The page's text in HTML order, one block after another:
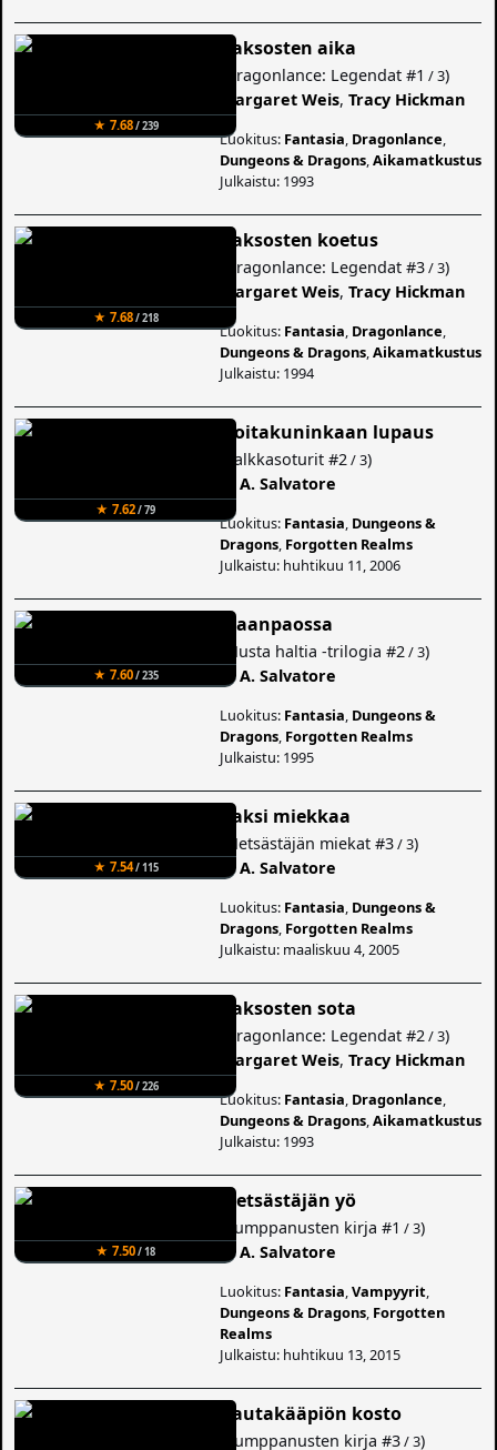
★ 7.68/ 239
Kaksosten aika
Dragonlance: Legendat #1 / 3)
Margaret Weis,Tracy Hickman
Luokitus: Fantasia Dragonlance
Dungeons & Dragons ,Aikamatkustus
Julkaistu: 1993
★ 7.68/ 218
Kaksosten koetus
Dragonlance: Legendat #3/ 3)
Margaret Weis,Tracy Hickman
Luokitus: Fantasia Dragonlance
Dungeons & Dragons ,Aikamatkustus
Julkaistu: 1994
★ 7.62/ 79
Noitakuninkaan lupaus
Palkkasoturit #2 / 3)
R. A. Salvatore
Luokitus: Fantasia Dungeons &
Dragons Forgotten Realms
Julkaistu: huhtikuu 11, 2006
★ 7.60/ 235
Maanpaossa
Musta haltia -trilogia #2 / 3)
R. A. Salvatore
Luokitus: Fantasia Dungeons &
Dragons Forgotten Realms
Julkaistu: 1995
★ 7.54/ 115
Kaksi miekkaa
Metsästäjän miekat #3/ 3)
R. A. Salvatore
Luokitus: Fantasia Dungeons &
Dragons Forgotten Realms
Julkaistu: maaliskuu 4, 2005
★ 7.50/ 226
Kaksosten sota
Dragonlance: Legendat #2 / 3)
Margaret Weis,Tracy Hickman
Luokitus: Fantasia Dragonlance
Dungeons & Dragons ,Aikamatkustus
Julkaistu: 1993
★ 7.50/ 18
Metsästäjän yö
Kumppanusten kirja #1 / 3)
R. A. Salvatore
Luokitus: Fantasia ,Vampyyrit
Dungeons & Dragons Forgotten
Realms
Julkaistu: huhtikuu 13, 2015
Rautakääpiön kosto
Kumppanusten kirja #3/ 3)